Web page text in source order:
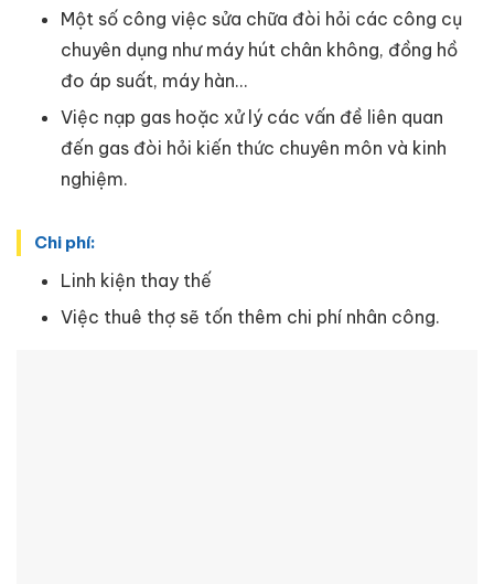
Một số công việc sửa chữa đòi hỏi các công cụ
chuyên dụng như máy hút chân không, đồng hồ
đo áp suất, máy hàn…
Việc nạp gas hoặc xử lý các vấn đề liên quan
đến gas đòi hỏi kiến thức chuyên môn và kinh
nghiệm.
Chi phí:
Linh kiện thay thế
Việc thuê thợ sẽ tốn thêm chi phí nhân công.